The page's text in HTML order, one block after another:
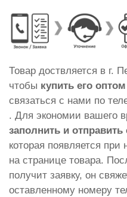
Товар доствляется в г.
чтобы купить его
связаться с нами по
. Для экономии вашего
заполнить и
которая появляется при
на странице товара.
получит заявку, он
оставленному номеру